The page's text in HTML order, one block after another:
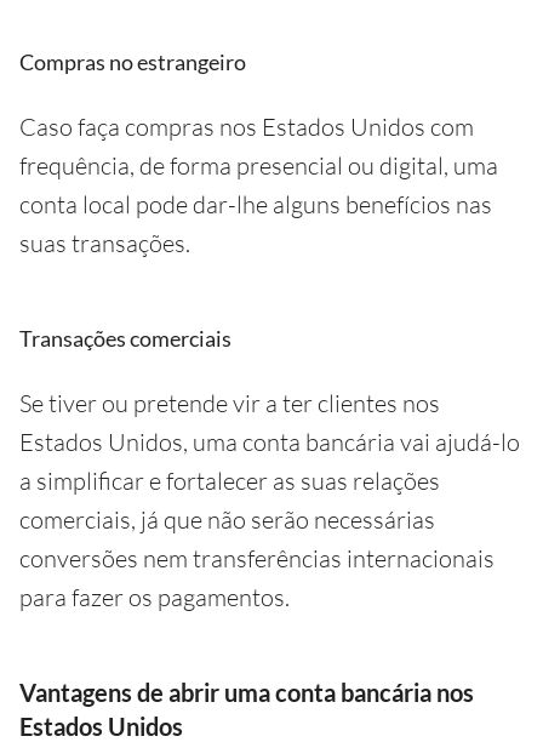
Compras no estrangeiro
Caso faça compras nos Estados Unidos com
frequência, de forma presencial ou digital, uma
conta local pode dar-lhe alguns benefícios nas
suas transações.
Transações comerciais
Se tiver ou pretende vir a ter clientes nos
Estados Unidos, uma conta bancária vai ajudá-lo
a simplificar e fortalecer as suas relações
comerciais, já que não serão necessárias
conversões nem transferências internacionais
para fazer os pagamentos.
Vantagens de abrir uma conta bancária nos
Estados Unidos